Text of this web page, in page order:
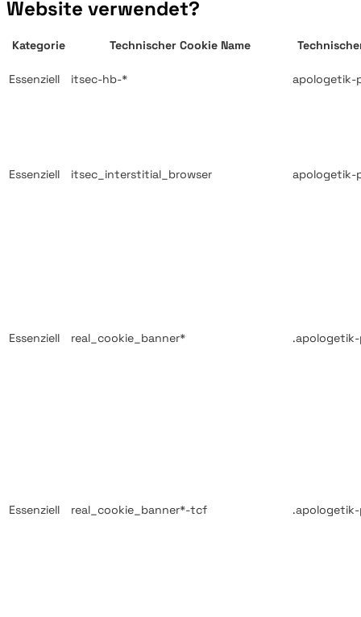
Website verwendet?
Kategorie Technischer Cookie Name
Essenziell itsec-hb-* apologetik-
Essenziell itsec_interstitial_browser apologetik-
Essenziell real_cookie_banner*
Essenziell real_cookie_banner*-tcf